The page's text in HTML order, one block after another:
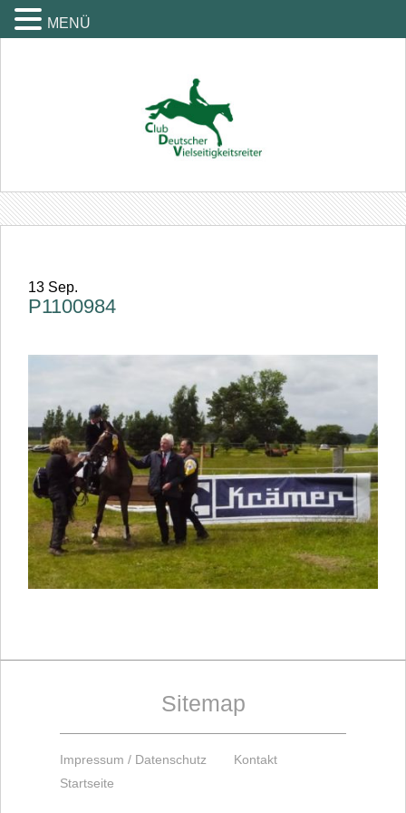
13 Sep.
P1100984
Sitemap
Impressum / Datenschutz
Kontakt
Startseite
MENÜ